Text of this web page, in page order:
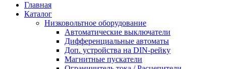
Главная
Каталог
Низковольтное оборудование
Автоматические выключатели
Дифференциальные автоматы
Доп. устройства на DIN-рейку
Магнитные пускатели